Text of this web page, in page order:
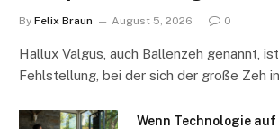
By Felix Braun August 5, 2026 0
Hallux Valgus, auch Ballenzeh genannt,
Fehlstellung, bei der sich der große Zeh
Wenn Technologie